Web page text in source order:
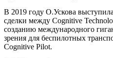
В 2019 году О.Ускова
сделки между Cognitive
созданию международного
зрения для беспилотных
Cognitive Pilot.